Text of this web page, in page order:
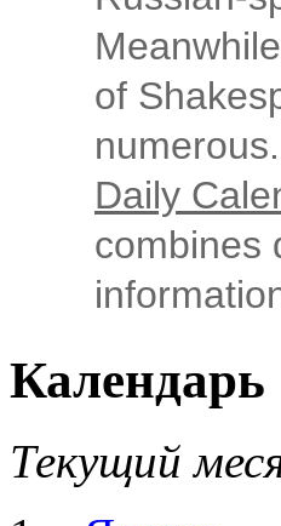
of
Daily
combines
Календарь
Текущий